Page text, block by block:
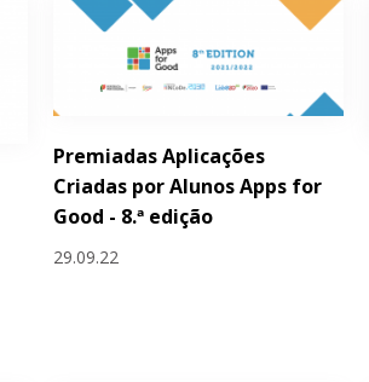
Premiadas Aplicações
Criadas por Alunos Apps for
Good - 8.ª edição
29.09.22